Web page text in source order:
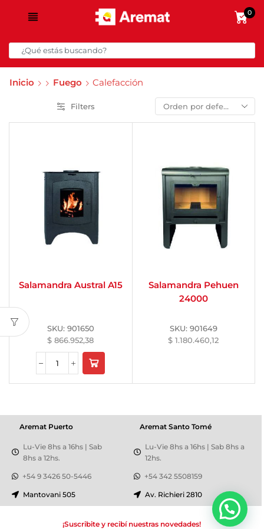
0
Inicio Fuego Calefacción
Filters
Salamandra Austral A15
SKU: 901650
$ 866.952,38
Salamandra Pehuen
24000
SKU: 901649
$ 1.180.460,12
Aremat Santo Tomé
Lu-Vie 8hs a 16hs | Sab 8hs a
12hs.
+54 342 5508159
Av. Richieri 2810
Aremat Puerto
Lu-Vie 8hs a 16hs | Sab
8hs a 12hs.
+54 9 3426 50-5446
Mantovani 505
¡Suscribite y recibí nuestras novedades!